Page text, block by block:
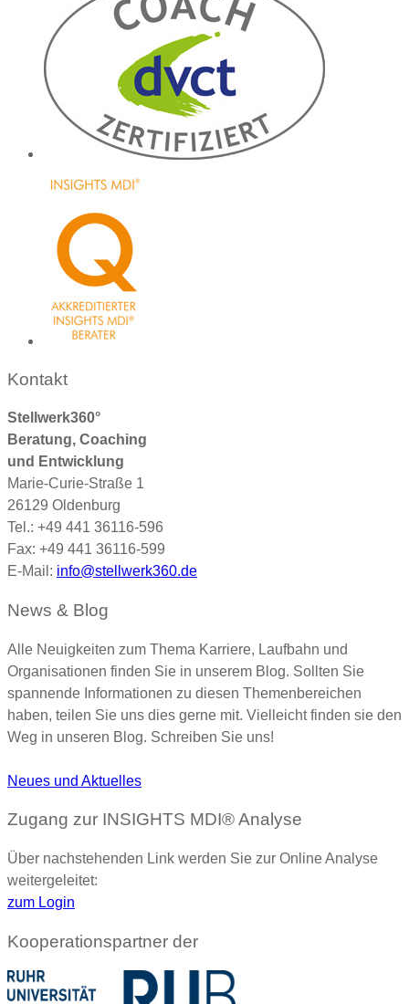
Kontakt
Stellwerk360°
Beratung, Coaching
und Entwicklung
Marie-Curie-Straße 1
26129 Oldenburg
Tel.: +49 441 36116-596
Fax: +49 441 36116-599
E-Mail: info@stellwerk360.de
News & Blog
Alle Neuigkeiten zum Thema Karriere, Laufbahn und
Organisationen finden Sie in unserem Blog. Sollten Sie
spannende Informationen zu diesen Themenbereichen
haben, teilen Sie uns dies gerne mit. Vielleicht finden sie den
Weg in unseren Blog. Schreiben Sie uns!
Neues und Aktuelles
Zugang zur INSIGHTS MDI® Analyse
Über nachstehenden Link werden Sie zur Online Analyse
weitergeleitet:
zum Login
Kooperationspartner der